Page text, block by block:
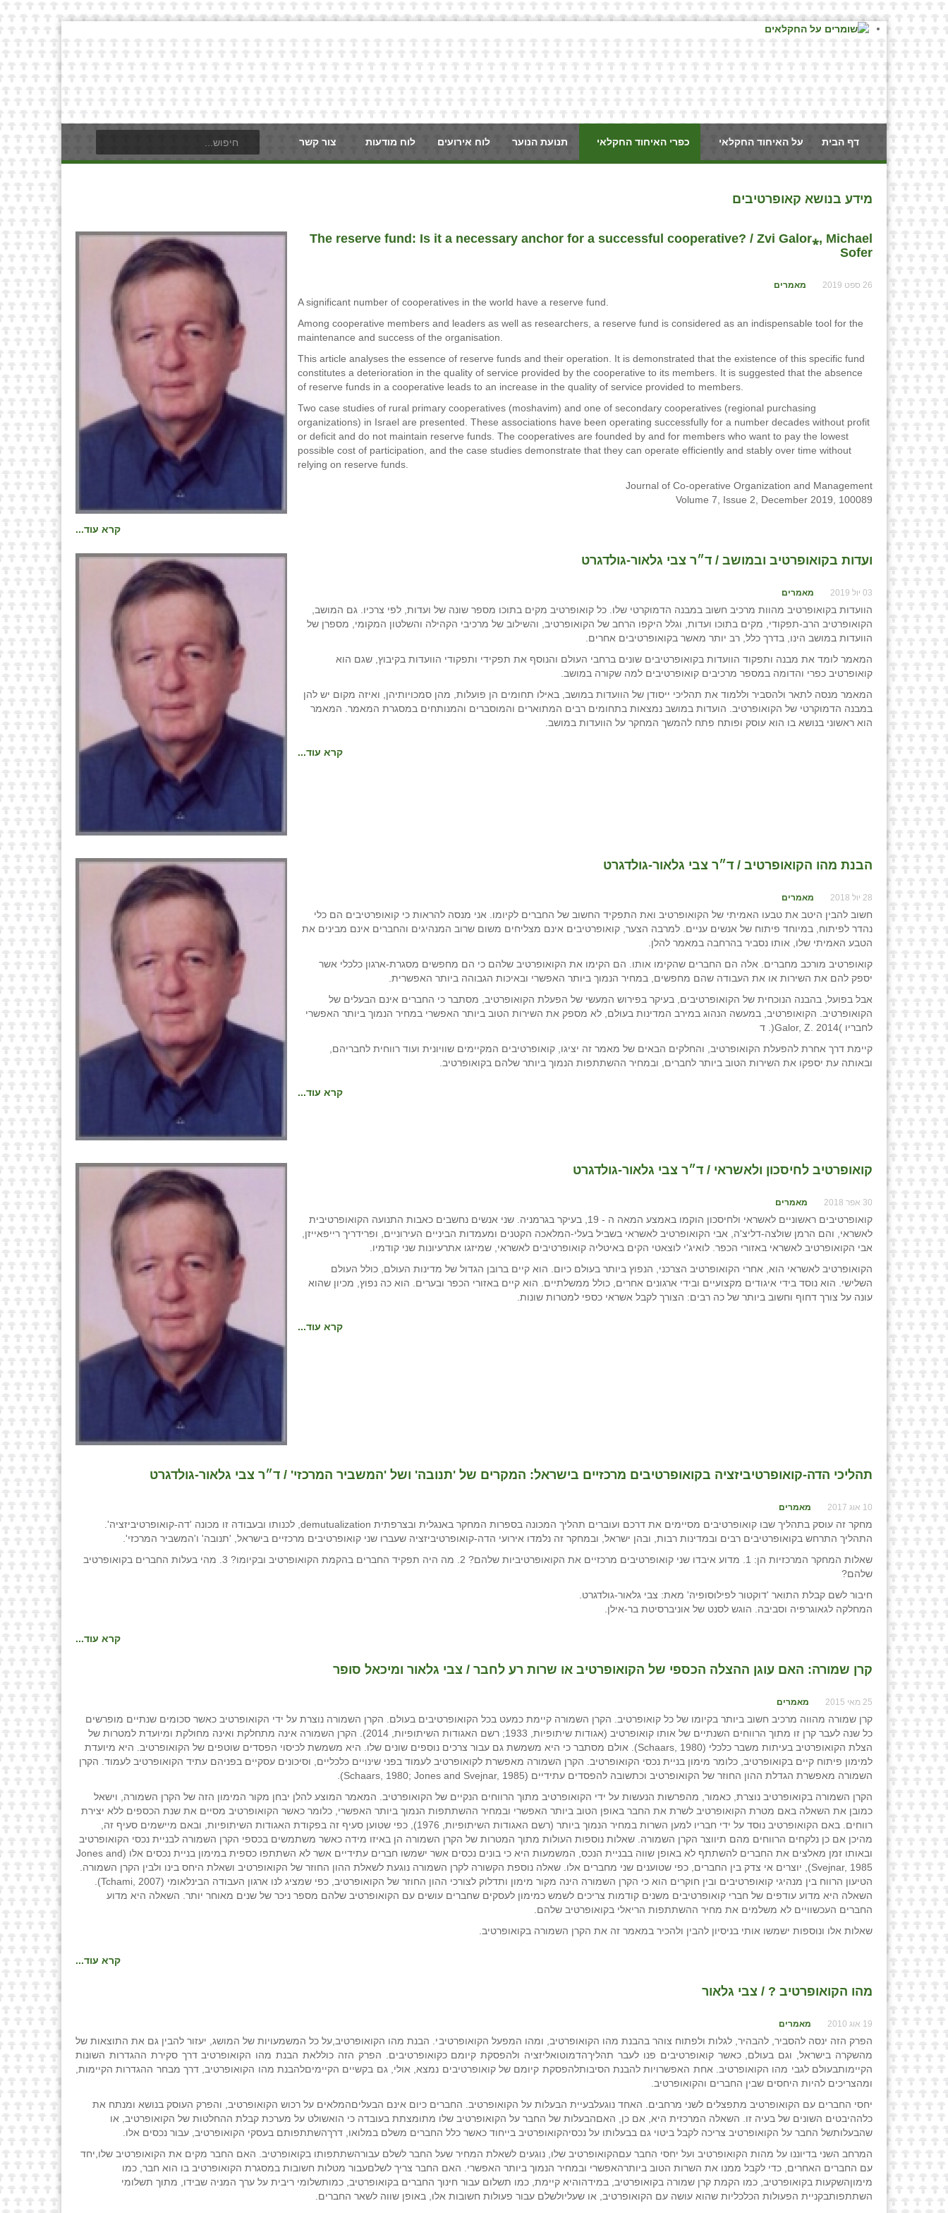
דף הבית על האיחוד החקלאי כפרי האיחוד החקלאי תנועת הנוער לוח אירועים לוח מודעות צור קשר
מידע בנושא קאופרטיבים
The reserve fund: Is it a necessary anchor for a successful cooperative? / Zvi Galor⁎, Michael
Sofer
26 ספט 2019 מאמרים
A significant number of cooperatives in the world have a reserve fund.
Among cooperative members and leaders as well as researchers, a reserve fund is considered as an indispensable tool for the
maintenance and success of the organisation.
This article analyses the essence of reserve funds and their operation. It is demonstrated that the existence of this specific fund
constitutes a deterioration in the quality of service provided by the cooperative to its members. It is suggested that the absence
of reserve funds in a cooperative leads to an increase in the quality of service provided to members.
Two case studies of rural primary cooperatives (moshavim) and one of secondary cooperatives (regional purchasing
organizations) in Israel are presented. These associations have been operating successfully for a number decades without profit
or deficit and do not maintain reserve funds. The cooperatives are founded by and for members who want to pay the lowest
possible cost of participation, and the case studies demonstrate that they can operate efficiently and stably over time without
relying on reserve funds.
Journal of Co-operative Organization and Management
Volume 7, Issue 2, December 2019, 100089
קרא עוד...
ועדות בקואופרטיב ובמושב / ד״ר צבי גלאור-גולדגרט
03 יול 2019 מאמרים
הוועדות בקואופרטיב מהוות מרכיב חשוב במבנה הדמוקרטי שלו. כל קואופרטיב מקים בתוכו מספר שונה של ועדות, לפי צרכיו. גם המושב,
הקואופרטיב הרב-תפקודי, מקים בתוכו ועדות, וגלל היקפו הרחב של הקואופרטיב, והשילוב של מרכיבי הקהילה והשלטון המקומי, מספרן של
הוועדות במושב הינו, בדרך כלל, רב יותר מאשר בקואופרטיבים אחרים.
המאמר לומד את מבנה ותפקוד הוועדות בקואופרטיבים שונים ברחבי העולם והנוסף את תפקידי ותפקודי הוועדות בקיבוץ, שגם הוא
קואופרטיב כפרי והדומה במספר מרכיבים קואופרטיבים למה שקורה במושב.
המאמר מנסה לתאר ולהסביר וללמוד את תהליכי ייסודן של הוועדות במושב, באילו תחומים הן פועלות, מהן סמכויותיהן, ואיזה מקום יש להן
במבנה הדמוקרטי של הקואופרטיב. הועדות במושב נמצאות בתחומים רבים המתוארים והמוסברים והמנותחים במסגרת המאמר. המאמר
הוא ראשוני בנושא בו הוא עוסק ופותח פתח להמשך המחקר על הוועדות במושב.
קרא עוד...
הבנת מהו הקואופרטיב / ד״ר צבי גלאור-גולדגרט
28 יול 2018 מאמרים
חשוב להבין היטב את טבעו האמיתי של הקואופרטיב ואת התפקיד החשוב של החברים לקיומו. אני מנסה להראות כי קואופרטיבים הם כלי
נהדר לפיתוח, במיוחד פיתוח של אנשים עניים. למרבה הצער, קואופרטיבים אינם מצליחים משום שרוב המנהיגים והחברים אינם מבינים את
הטבע האמיתי שלו, אותו נסביר בהרחבה במאמר להלן.
קואופרטיב מורכב מחברים. אלה הם החברים שהקימו אותו. הם הקימו את הקואופרטיב שלהם כי הם מחפשים מסגרת-ארגון כלכלי אשר
יספק להם את השירות או את העבודה שהם מחפשים, במחיר הנמוך ביותר האפשרי ובאיכות הגבוהה ביותר האפשרית.
אבל בפועל, בהבנה הנוכחית של הקואופרטיבים, בעיקר בפירוש המעשי של הפעלת הקואופרטיב, מסתבר כי החברים אינם הבעלים של
הקואופרטיב. הקואופרטיב, במעשה הנהוג במירב המדינות בעולם, לא מספק את השירות הטוב ביותר האפשרי במחיר הנמוך ביותר האפשרי
לחבריו )2014 .Galor, Z(. ד
קיימת דרך אחרת להפעלת הקואופרטיב, והחלקים הבאים של מאמר זה יציגו, קואופרטיבים המקיימים שוויונית ועוד רווחית לחבריהם,
ובאותה עת יספקו את השירות הטוב ביותר לחברים, ובמחיר ההשתתפות הנמוך ביותר שלהם בקואופרטיב.
קרא עוד...
קואופרטיב לחיסכון ולאשראי / ד״ר צבי גלאור-גולדגרט
30 אפר 2018 מאמרים
קואופרטיבים ראשוניים לאשראי ולחיסכון הוקמו באמצע המאה ה - 19, בעיקר בגרמניה. שני אנשים נחשבים כאבות התנועה הקואופרטיבית
לאשראי, והם הרמן שולצה-דליצ'ה, אבי הקואופרטיב לאשראי בשביל בעלי-המלאכה הקטנים ומעמדות הביניים העירוניים, ופרידריך רייפאייזן,
אבי הקואופרטיב לאשראי באזורי הכפר. לואיג'י לוצאטי הקים באיטליה קואופרטיבים לאשראי, שמיזגו אתרעיונות שני קודמיו.
הקואופרטיב לאשראי הוא, אחרי הקואופרטיב הצרכני, הנפוץ ביותר בעולם כיום. הוא קיים ברובן הגדול של מדינות העולם, כולל העולם
השלישי. הוא נוסד בידי איגודים מקצועיים ובידי ארגונים אחרים, כולל ממשלתיים. הוא קיים באזורי הכפר ובערים. הוא כה נפוץ, מכיון שהוא
עונה על צורך דחוף וחשוב ביותר של כה רבים: הצורך לקבל אשראי כספי למטרות שונות.
קרא עוד...
תהליכי הדה-קואופרטיביזציה בקואופרטיבים מרכזיים בישראל: המקרים של 'תנובה' ושל 'המשביר המרכזי' / ד״ר צבי גלאור-גולדגרט
10 אוג 2017 מאמרים
מחקר זה עוסק בתהליך שבו קואופרטיבים מסיימים את דרכם ועוברים תהליך המכונה בספרות המחקר באנגלית ובצרפתית demutualization, לכנותו ובעבודה זו מכונה 'דה-קואופרטיביזציה'.
התהליך התרחש בקואופרטיבים רבים ובמדינות רבות, ובהן ישראל, ובמחקר זה נלמדו אירועי הדה-קואופרטיביזציה שעברו שני קואופרטיבים מרכזיים בישראל, 'תנובה' ו'המשביר המרכזי'.
שאלות המחקר המרכזיות הן: 1. מדוע איבדו שני קואופרטיבים מרכזיים את הקואופרטיביות שלהם? 2. מה היה תפקיד החברים בהקמת הקואופרטיב ובקיומו? 3. מהי בעלות החברים בקואופרטיב
שלהם?
חיבור לשם קבלת התואר 'דוקטור לפילוסופיה' מאת: צבי גלאור-גולדגרט.
המחלקה לגאוגרפיה וסביבה. הוגש לסנט של אוניברסיטת בר-אילן.
קרא עוד...
קרן שמורה: האם עוגן ההצלה הכספי של הקואופרטיב או שרות רע לחבר / צבי גלאור ומיכאל סופר
25 מאי 2015 מאמרים
קרן שמורה מהווה מרכיב חשוב ביותר בקיומו של כל קואופרטיב. הקרן השמורה קיימת כמעט בכל הקואופרטיבים בעולם. הקרן השמורה נוצרת על ידי הקואופרטיב כאשר סכומים שנתיים מופרשים
כל שנה לעבר קרן זו מתוך הרווחים השנתיים של אותו קואופרטיב (אגודות שיתופיות, 1933; רשם האגודות השיתופיות, 2014). הקרן השמורה אינה מתחלקת ואינה מחולקת ומיועדת למטרות של
הצלת הקואופרטיב בעיתות משבר כלכלי (Schaars, 1980). אולם מסתבר כי היא משמשת גם עבור צרכים נוספים שונים שלו. היא משמשת לכיסוי הפסדים שוטפים של הקואופרטיב. היא מיועדת
למימון פיתוח קיים בקואופרטיב, כלומר מימון בניית נכסי הקואופרטיב. הקרן השמורה מאפשרת לקואופרטיב לעמוד בפני שינויים כלכליים, וסיכונים עסקיים בפניהם עתיד הקואופרטיב לעמוד. הקרן
השמורה מאפשרת הגדלת ההון החוזר של הקואופרטיב וכתשובה להפסדים עתידיים (Schaars, 1980; Jones and Svejnar, 1985).
הקרן השמורה בקואופרטיב נוצרת, כאמור, מהפרשות הנעשות על ידי הקואופרטיב מתוך הרווחים הנקיים של הקואופרטיב. המאמר המוצע להלן יבחן מקור המימון הזה של הקרן השמורה, וישאל
כמובן את השאלה באם מטרת הקואופרטיב לשרת את החבר באופן הטוב ביותר האפשרי ובמחיר ההשתתפות הנמוך ביותר האפשרי, כלומר כאשר הקואופרטיב מסיים את שנת הכספים ללא יצירת
רווחים. באם הקואופרטיב נוסד על ידי חבריו למען השרות במחיר הנמוך ביותר (רשם האגודות השיתופיות, 1976), כפי שטוען סעיף זה בפקודת האגודות השיתופיות, ובאם מיישמים סעיף זה,
מהיכן אם כן נלקחים הרווחים מהם תיווצר הקרן השמורה. שאלות נוספות העולות מתוך המטרות של הקרן השמורה הן באיזו מידה כאשר משתמשים בכספי הקרן השמורה לבניית נכסי הקואופרטיב
ובאותו זמן מאלצים את החברים להשתתף לא באופן שווה בבניית הנכס, המשמעות היא כי בונים נכסים אשר ישמשו חברים עתידיים אשר לא השתתפו כספית במימון בניית נכסים אלו (Jones and
Svejnar, 1985), יוצרים אי צדק בין החברים, כפי שטוענים שני מחברים אלו. שאלה נוספת הקשורה לקרן השמורה נוגעת לשאלת ההון החוזר של הקואופרטיב ושאלת היחס בינו ולבין הקרן השמורה.
הטיעון הרווח בין מנהיגי קואופרטיבים ובין חוקרים הוא כי הקרן השמורה הינה מקור מימון ותדלוק לצורכי ההון החוזר של הקואופרטיב, כפי שמציג לנו ארגון העבודה הבינלאומי (Tchami, 2007).
השאלה היא מדוע עודפים של חברי קואופרטיבים משנים קודמות צריכים לשמש כמימון לעסקים שחברים עושים עם הקואופרטיב שלהם מספר ניכר של שנים מאוחר יותר. השאלה היא מדוע
החברים העכשוויים לא משלמים את מחיר ההשתתפות הריאלי בקואופרטיב שלהם.
שאלות אלו ונוספות ישמשו אותי בניסיון להבין ולהכיר במאמר זה את הקרן השמורה בקואופרטיב.
קרא עוד...
מהו הקואופרטיב ? / צבי גלאור
19 אוג 2010 מאמרים
הפרק הזה ינסה להסביר, להבהיר, לגלות ולפתוח צוהר בהבנת מהו הקואופרטיב, ומהו המפעל הקואופרטיבי. הבנת מהו הקואופרטיב,על כל המשמעויות של המושג, יעזור להבין גם את התוצאות של
מהשקרה בישראל, וגם בעולם, כאשר קואופרטיבים פנו לעבר תהליךהדמוטואליזציה ולהפסקת קיומם כקואופרטיבים. הפרק הזה כוללאת הבנת מהו הקואופרטיב דרך סקירת ההגדרות השונות
הקיימותבעולם לגבי מהו הקואופרטיב. אחת האפשרויות להבנת הסיבותלהפסקת קיומם של קואופרטיבים נמצא, אולי, גם בקשיים הקיימיםלהבנת מהו הקואופרטיב, דרך מבחר ההגדרות הקיימות,
ומהצריכים להיות היחסים שבין החברים והקואופרטיב.
יחסי החברים עם הקואופרטיב מתפצלים לשני מרחבים. האחד נוגעלבעיית הבעלות על הקואופרטיב. החברים כיום אינם הבעליםהמלאים על רכוש הקואופרטיב, והפרק העוסק בנושא ומנתח את
כלההיבטים השונים של בעיה זו. השאלה המרכזית היא, אם כן, האםהבעלות של החבר על הקואופרטיב שלו מתומצתת בעובדה כי הואשולט על מערכת קבלת ההחלטות של הקואופרטיב, או
שהבעלותשל החבר על הקואופרטיב צריכה לקבל ביטוי גם בבעלותו על נכסיהקואופרטיב בייחוד כאשר כלל החברים משלם במלואו, דרךהשתתפותם בעסקי הקואופרטיב, עבור נכסים אלו.
המרחב השני בדיוננו על מהות הקואופרטיב ועל יחסי החבר עםהקואופרטיב שלו, נוגעים לשאלת המחיר שעל החבר לשלם עבורהשתתפותו בקואופרטיב. האם החבר מקים את הקואופרטיב שלו,יחד
עם החברים האחרים, כדי לקבל ממנו את השרות הטוב ביותרהאפשרי ובמחיר הנמוך ביותר האפשרי. האם החבר צריך לשלםעבור מטלות חשובות במסגרת הקואופרטיב בו הוא חבר, כמו
מימוןהשקעות בקואופרטיב, כמו הקמת קרן שמורה בקואופרטיב, במידהוהיא קיימת, כמו תשלום עבור חינוך החברים בקואופרטיב, כמותשלומי ריבית על ערך המניה שבידו, מתוך תשלומי
השתתפותבקניית הפעולות הכלכליות שהוא עושה עם הקואופרטיב, או שעליולשלם עבור פעולות חשובות אלו, באופן שווה לשאר החברים.